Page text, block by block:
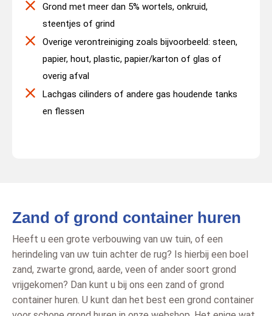
Grond met meer dan 5% wortels, onkruid,
steentjes of grind
Overige verontreiniging zoals bijvoorbeeld: steen,
papier, hout, plastic, papier/karton of glas of
overig afval
Lachgas cilinders of andere gas houdende tanks
en flessen
Zand of grond container huren
Heeft u een grote verbouwing van uw tuin, of een
herindeling van uw tuin achter de rug? Is hierbij een boel
zand, zwarte grond, aarde, veen of ander soort grond
vrijgekomen? Dan kunt u bij ons een zand of grond
container huren. U kunt dan het best een grond container